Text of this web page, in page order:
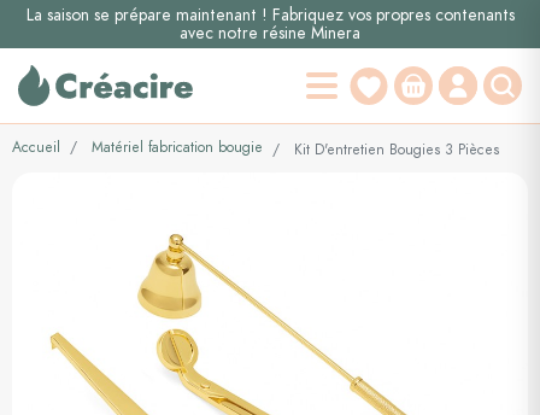
La saison se prépare maintenant ! Fabriquez vos propres contenants
avec notre résine Minera
Accueil Matériel fabrication bougie Kit D'entretien Bougies 3 Pièces